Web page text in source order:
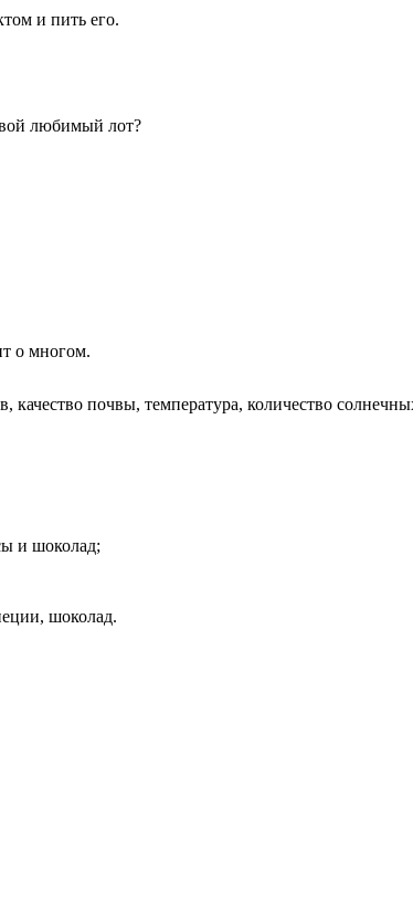
и пить его.
любимый лот?
о многом.
качество почвы, температура, количество
и шоколад;
шоколад.